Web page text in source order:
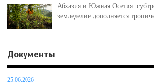
Абхазия и Южная Осетия:
земледелие дополняется
Документы
25.06.2026